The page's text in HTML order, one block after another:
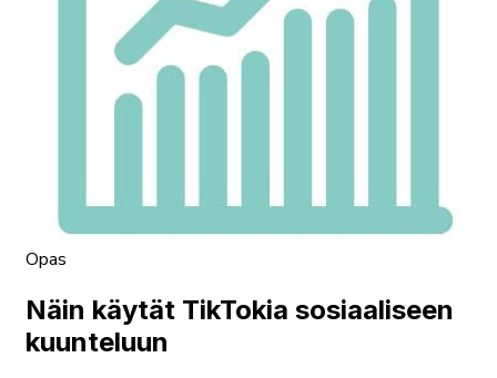
Opas
Näin käytät TikTokia sosiaaliseen
kuunteluun